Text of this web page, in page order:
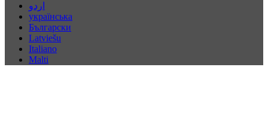
اردو
українська
Български
Latviešu
Italiano
Malti